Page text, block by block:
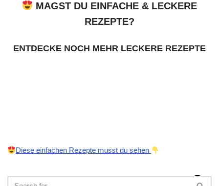
MAGST DU EINFACHE & LECKERE
REZEPTE?
ENTDECKE NOCH MEHR LECKERE REZEPTE
Diese einfachen Rezepte musst du sehen